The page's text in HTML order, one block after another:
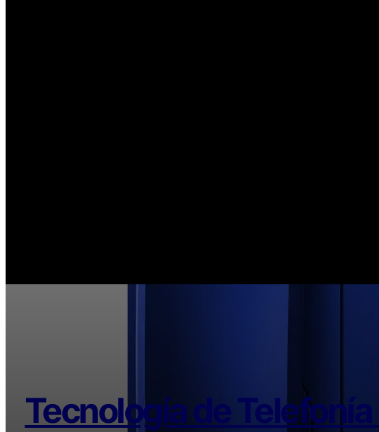
Tecnología de Telefonía